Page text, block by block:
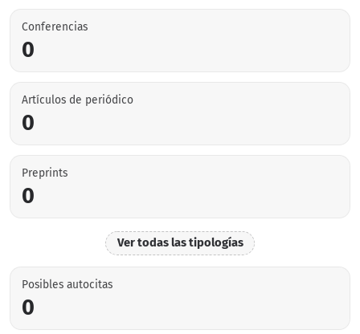
Conferencias
0
Artículos de periódico
0
Preprints
0
Ver todas las tipologías
Posibles autocitas
0